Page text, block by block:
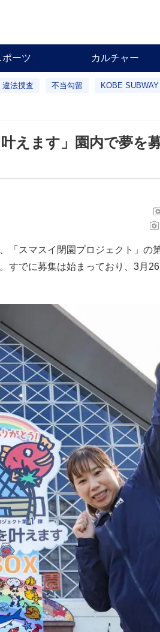
ポーツ カルチャー
違法捜査 不当勾留 KOBE
えます」園内で夢を
スマスイ閉園プロジェクト」の
すでに募集は始まっており、3月